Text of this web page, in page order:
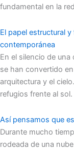
fundamental en la
El papel estructural
contemporánea
En el silencio de una
se han convertido
arquitectura y el
refugios frente al sol.
Así pensamos que
Durante mucho
rodeada de una